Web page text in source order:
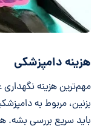
هزینه دامپزشکی
مهم‌ترین هزینه
بزنین، مربوط به
باید سریع بررسی بشه.